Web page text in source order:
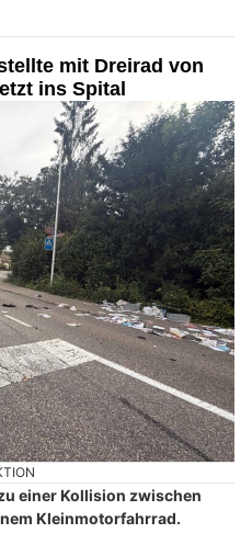
mit Dreirad von
ins Spital
einer Kollision zwischen
Kleinmotorfahrrad.